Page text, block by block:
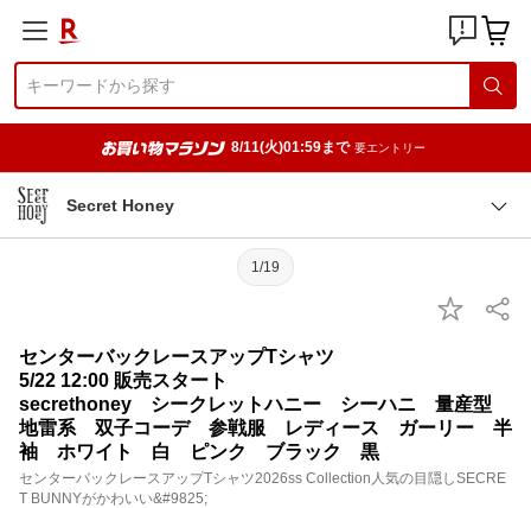
8/11(火)01:59まで 要エントリー
Secret Honey
1/19
センターバックレースアップTシャツ
5/22 12:00 販売スタート
secrethoney シークレットハニー シーハニ 量産型
地雷系 双子コーデ 参戦服 レディース ガーリー 半
袖 ホワイト 白 ピンク ブラック 黒
センターバックレースアップTシャツ2026ss Collection人気の目隠しSECRE
T BUNNYがかわいい&#9825;